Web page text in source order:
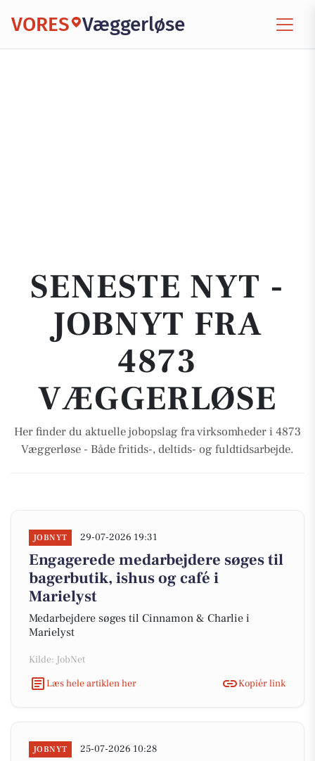
VORES Væggerløse
SENESTE NYT -
JOBNYT FRA
4873
VÆGGERLØSE
Her finder du aktuelle jobopslag fra virksomheder i 4873
Væggerløse - Både fritids-, deltids- og fuldtidsarbejde.
JOBNYT 29-07-2026 19:31
Engagerede medarbejdere søges til
bagerbutik, ishus og café i
Marielyst
Medarbejdere søges til Cinnamon & Charlie i
Marielyst
Kilde: JobNet
Læs hele artiklen her
Kopiér link
JOBNYT 25-07-2026 10:28